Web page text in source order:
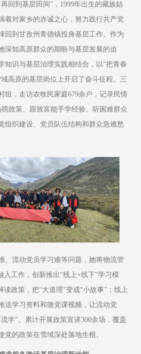
回到基层田间”，1999年出生的藏族姑
着对家乡的赤诚之心，努力践行共产党
回到甘孜州青德镇投身基层工作。作为
深知高原群众的期盼与基层发展的迫
知识与基层治理实践相结合，以“把青春
高原的基层岗位上开启了奋斗征程。三
组，走访农牧民家庭679余户，记录民情
政策、跟致富能手学经验、听困难群众
组织建设、党员队伍结构和群众急难愁
、流动党员学习难等问题，她将物流管
入工作，创新推出“线上+线下”学习模
读政策，把“大道理”变成“小故事”；线上
送学习资料和微党课视频，让流动党
学”。累计开展政策宣讲300余场，覆盖
党的政策在雪域深处落地生根。